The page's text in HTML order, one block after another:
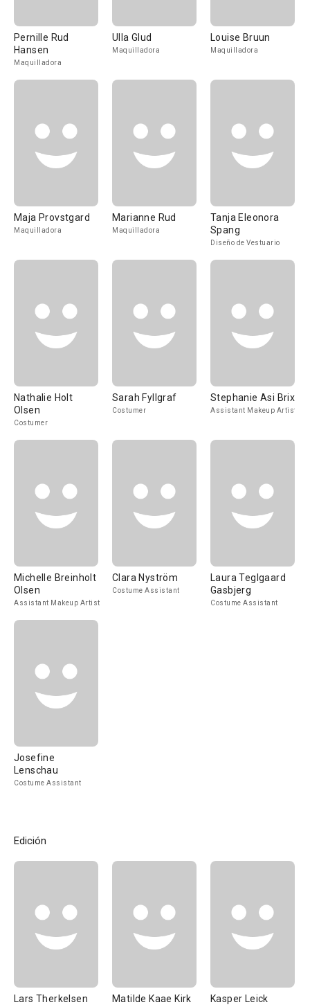
Pernille Rud
Hansen
Maquilladora
Ulla Glud
Maquilladora
Louise Bruun
Maquilladora
Maja Provstgard
Maquilladora
Marianne Rud
Maquilladora
Tanja Eleonora
Spang
Diseño de Vestuario
Nathalie Holt
Olsen
Costumer
Sarah Fyllgraf
Costumer
Stephanie Asi Brix
Assistant Makeup Artist
Michelle Breinholt
Olsen
Assistant Makeup Artist
Clara Nyström
Costume Assistant
Laura Teglgaard
Gasbjerg
Costume Assistant
Josefine
Lenschau
Costume Assistant
Edición
Lars Therkelsen Matilde Kaae Kirk Kasper Leick